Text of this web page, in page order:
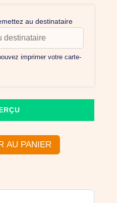
au destinataire
imprimer votre carte-
AU PANIER